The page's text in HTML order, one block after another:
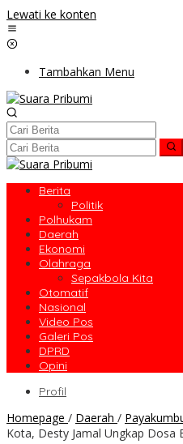
Lewati ke konten
Tambahkan Menu
Berita
Politik
Polhukam
Daerah
Ekonomi
Olahraga
Sepakbola Kita
Otomatif
Nasional
Video Pos
Galeri Pos
DPRD
Opini
Profil
Homepage / Daerah /
Kota, Desty Jamal Ungkap Dosa